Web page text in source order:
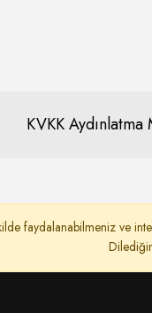
KVKK Aydınlatma
faydalanabilmeniz ve